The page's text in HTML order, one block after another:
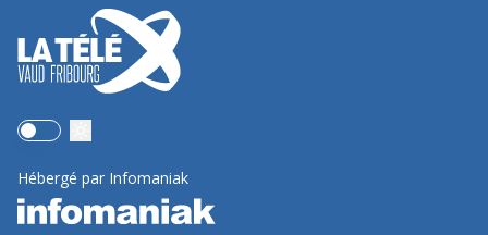
Use setting
Hébergé par Infomaniak